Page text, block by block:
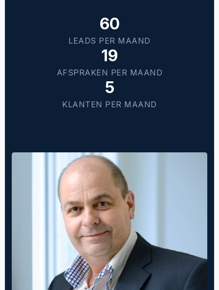
60
LEADS PER MAAND
19
AFSPRAKEN PER MAAND
5
KLANTEN PER MAAND